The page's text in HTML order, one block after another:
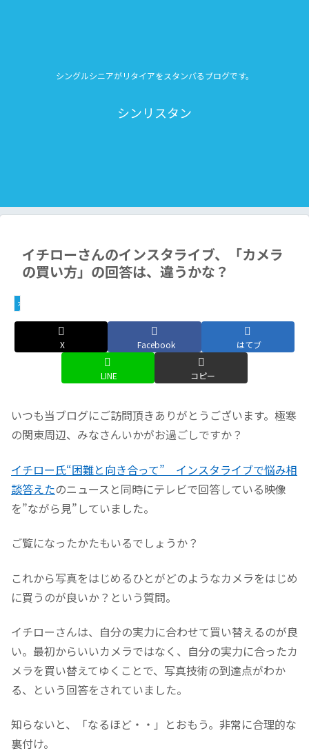
シングルシニアがリタイアをスタンバるブログです。
シンリスタン
イチローさんのインスタライブ、「カメラ
の買い方」の回答は、違うかな？
カメラ＿写真
X Facebook はてブ
LINE コピー
いつも当ブログにご訪問頂きありがとうございます。極寒
の関東周辺、みなさんいかがお過ごしですか？
イチロー氏“困難と向き合って” インスタライブで悩み相
談答えたのニュースと同時にテレビで回答している映像
を”ながら見”していました。
ご覧になったかたもいるでしょうか？
これから写真をはじめるひとがどのようなカメラをはじめ
に買うのが良いか？という質問。
イチローさんは、自分の実力に合わせて買い替えるのが良
い。最初からいいカメラではなく、自分の実力に合ったカ
メラを買い替えてゆくことで、写真技術の到達点がわか
る、という回答をされていました。
知らないと、「なるほど・・」とおもう。非常に合理的な
裏付け。